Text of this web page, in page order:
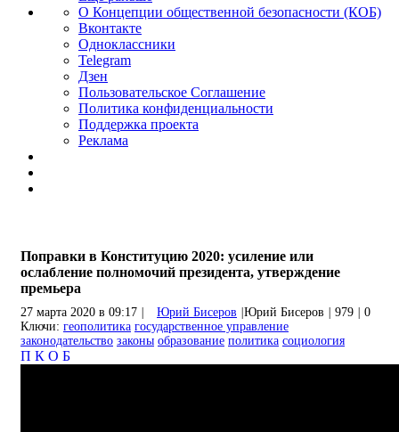
О Концепции общественной безопасности (КОБ)
Вконтакте
Одноклассники
Telegram
Дзен
Пользовательское Соглашение
Политика конфиденциальности
Поддержка проекта
Реклама
Поправки в Конституцию 2020: усиление или
ослабление полномочий президента, утверждение
премьера
27 марта 2020 в 09:17 Юрий Бисеров Юрий Бисеров 979
0
Ключи: геополитика государственное управление
законодательство законы образование политика социология
П К О Б